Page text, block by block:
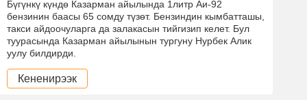
Бүгүнкү күндө Казарман айылында 1литр Аи-92
бензинин баасы 65 сомду түзөт. Бензиндин кымбатташы,
такси айдоочуларга да залакасын тийгизип келет. Бул
туурасында Казарман айылынын тургуну Нурбек Алик
уулу билдирди.
Кененирээк